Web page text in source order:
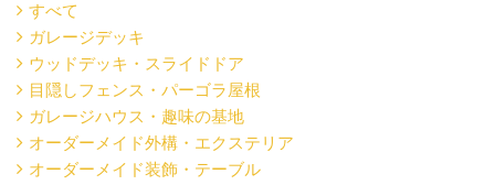
すべて
ガレージデッキ
ウッドデッキ・スライドドア
目隠しフェンス・パーゴラ屋根
ガレージハウス・趣味の基地
オーダーメイド外構・エクステリア
オーダーメイド装飾・テーブル